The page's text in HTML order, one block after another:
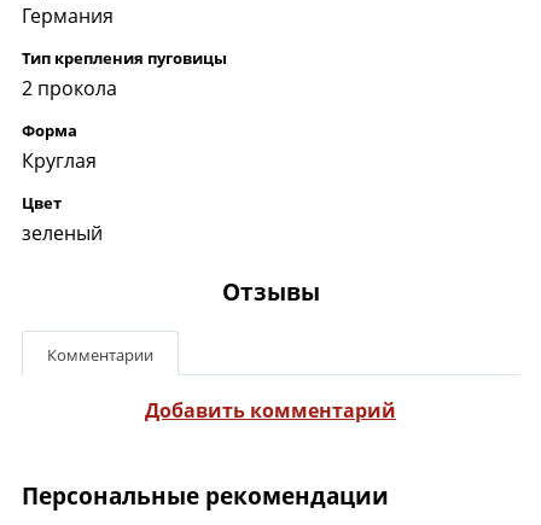
Германия
Тип крепления пуговицы
2 прокола
Форма
Круглая
Цвет
зеленый
Отзывы
Комментарии
Добавить комментарий
Персональные рекомендации